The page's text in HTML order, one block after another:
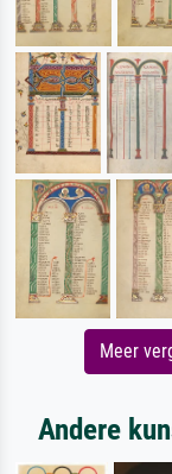
Meer
Andere